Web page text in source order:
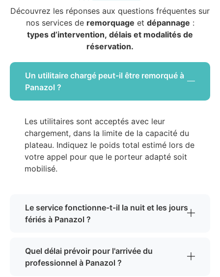
Découvrez les réponses aux questions fréquentes sur
nos services de remorquage et dépannage :
types d’intervention, délais et modalités de
réservation.
Un utilitaire chargé peut-il être remorqué à
Panazol ?
Les utilitaires sont acceptés avec leur
chargement, dans la limite de la capacité du
plateau. Indiquez le poids total estimé lors de
votre appel pour que le porteur adapté soit
mobilisé.
Le service fonctionne-t-il la nuit et les jours
fériés à Panazol ?
Quel délai prévoir pour l'arrivée du
professionnel à Panazol ?